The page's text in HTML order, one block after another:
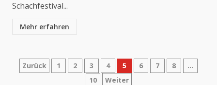
Schachfestival...
Mehr erfahren
Seitennummerierung
Zurück 1 2 3 4 5 6 7 8
…
10
Weiter